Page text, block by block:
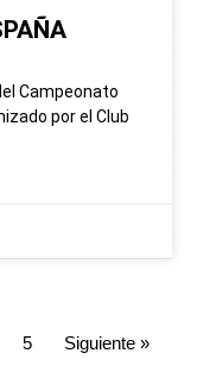
Campeonato
por el Club
5 Siguiente »